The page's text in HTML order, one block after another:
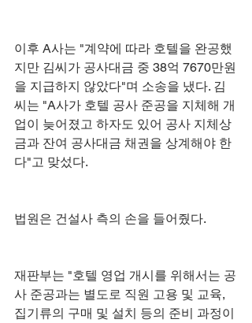
이후 A사는 "계약에 따라 호텔을 완공했
지만 김씨가 공사대금 중 38억 7670만원
을 지급하지 않았다"며 소송을 냈다. 김
씨는 "A사가 호텔 공사 준공을 지체해 개
업이 늦어졌고 하자도 있어 공사 지체상
금과 잔여 공사대금 채권을 상계해야 한
다"고 맞섰다.
법원은 건설사 측의 손을 들어줬다.
재판부는 "호텔 영업 개시를 위해서는 공
사 준공과는 별도로 직원 고용 및 교육,
집기류의 구매 및 설치 등의 준비 과정이